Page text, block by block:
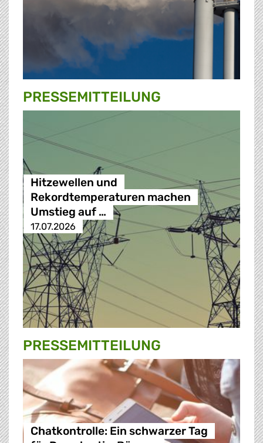
PRESSE­MITTEILUNG
Hitzewellen und
Rekordtemperaturen machen
Umstieg auf …
17.07.2026
PRESSE­MITTEILUNG
Chatkontrolle: Ein schwarzer Tag